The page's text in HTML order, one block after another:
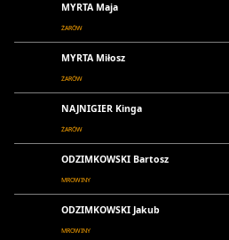
MYRTA Maja
ŻARÓW
MYRTA Miłosz
ŻARÓW
NAJNIGIER Kinga
ŻARÓW
ODZIMKOWSKI Bartosz
MROWINY
ODZIMKOWSKI Jakub
MROWINY